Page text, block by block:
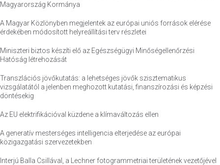
Magyarország Kormánya
A Magyar Közlönyben megjelentek az európai uniós források elérése
érdekében módosított helyreállítási terv részletei
Miniszteri biztos készíti elő az Egészségügyi Minőségellenőrzési
Hatóság létrehozását
Transzlációs jövőkutatás: a lehetséges jövők szisztematikus
vizsgálatától a jelenben meghozott kutatási, finanszírozási és képzési
döntésekig
Az EU elektrifikációval küzdene a klímaváltozás ellen
A generatív mesterséges intelligencia elterjedése az európai
közigazgatási szervezetekben
Interjú Balla Csillával, a Lechner fotogrammetriai területének vezetőjével